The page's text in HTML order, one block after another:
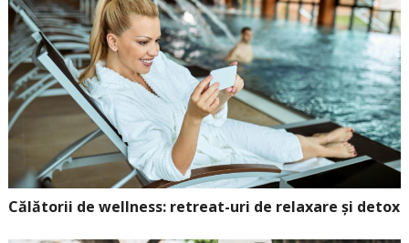
Călătorii de wellness: retreat-uri de relaxare și detox